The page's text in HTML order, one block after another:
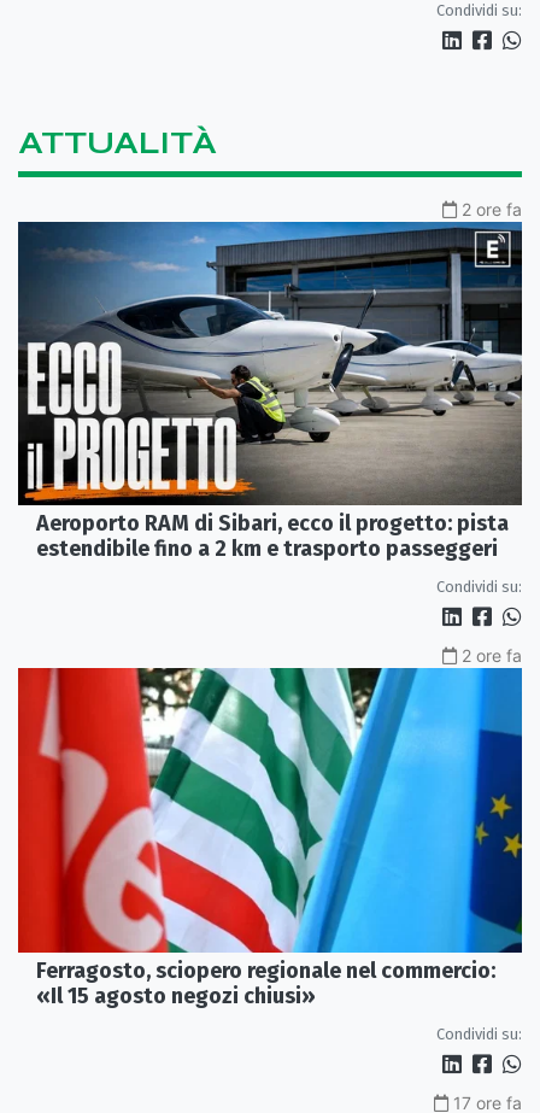
Condividi su:
ATTUALITÀ
2 ore fa
Aeroporto RAM di Sibari, ecco il progetto: pista
estendibile fino a 2 km e trasporto passeggeri
Condividi su:
2 ore fa
Ferragosto, sciopero regionale nel commercio:
«Il 15 agosto negozi chiusi»
Condividi su:
17 ore fa